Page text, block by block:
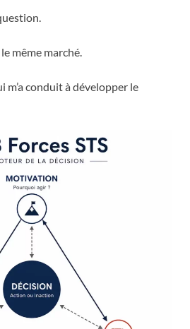
même marché.
m’a conduit à développer le